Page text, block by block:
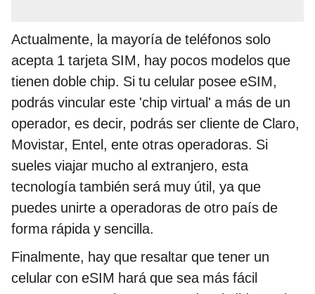
Actualmente, la mayoría de teléfonos solo
acepta 1 tarjeta SIM, hay pocos modelos que
tienen doble chip. Si tu celular posee eSIM,
podrás vincular este 'chip virtual' a más de un
operador, es decir, podrás ser cliente de Claro,
Movistar, Entel, ente otras operadoras. Si
sueles viajar mucho al extranjero, esta
tecnología también será muy útil, ya que
puedes unirte a operadoras de otro país de
forma rápida y sencilla.
Finalmente, hay que resaltar que tener un
celular con eSIM hará que sea más fácil